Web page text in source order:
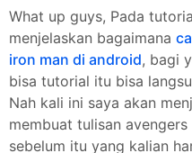
What up guys, Pada
menjelaskan bagaimana
iron man di android, bagi
bisa tutorial itu bisa
Nah kali ini saya akan
membuat tulisan
sebelum itu yang kalian